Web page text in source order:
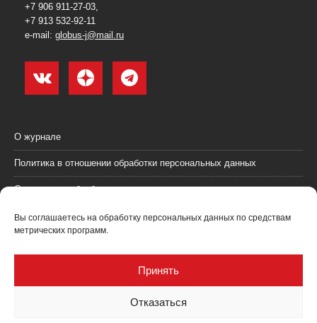
Вы соглашаетесь на обработку персональных данных по средствам
метрических программ.
Принять
Отказаться
+7 906 911-27-03,
+7 913 532-92-11
e-mail: globus-j@mail.ru
О журнале
Политика в отношении обработки персональных данных
Согласие на обработку персональных данных
Пользовательское соглашение (оферта)